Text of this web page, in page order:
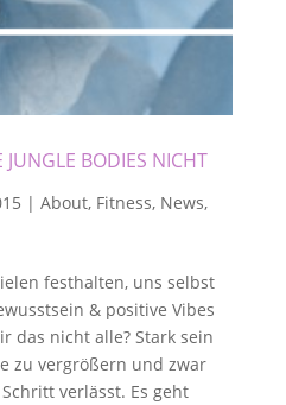
BODIES NICHT
| About, Fitness, News,
festhalten, uns selbst
& positive Vibes
das nicht alle? Stark sein
zu vergrößern und zwar
verlässt. Es geht